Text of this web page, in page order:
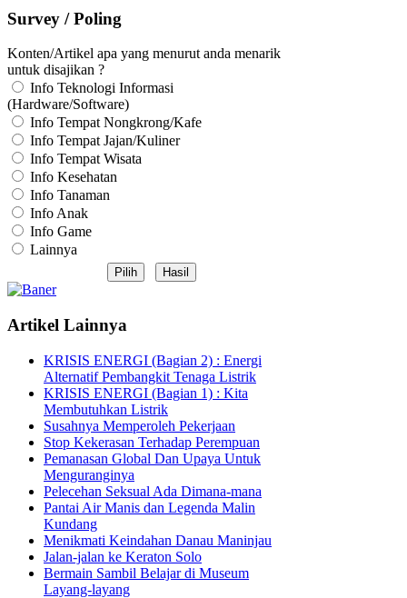
Survey / Poling
Konten/Artikel apa yang menurut anda menarik
untuk disajikan ?
Info Teknologi Informasi
(Hardware/Software)
Info Tempat Nongkrong/Kafe
Info Tempat Jajan/Kuliner
Info Tempat Wisata
Info Kesehatan
Info Tanaman
Info Anak
Info Game
Lainnya
Artikel Lainnya
KRISIS ENERGI (Bagian 2) : Energi
Alternatif Pembangkit Tenaga Listrik
KRISIS ENERGI (Bagian 1) : Kita
Membutuhkan Listrik
Susahnya Memperoleh Pekerjaan
Stop Kekerasan Terhadap Perempuan
Pemanasan Global Dan Upaya Untuk
Menguranginya
Pelecehan Seksual Ada Dimana-mana
Pantai Air Manis dan Legenda Malin
Kundang
Menikmati Keindahan Danau Maninjau
Jalan-jalan ke Keraton Solo
Bermain Sambil Belajar di Museum
Layang-layang